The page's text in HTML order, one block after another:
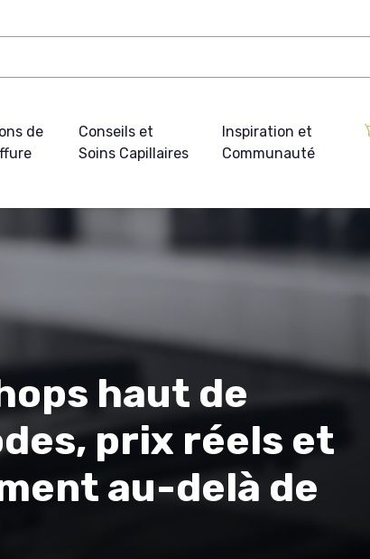
de
Conseils et
Soins Capillaires
Inspiration et
Communauté
haut de
prix réels et
au-delà de